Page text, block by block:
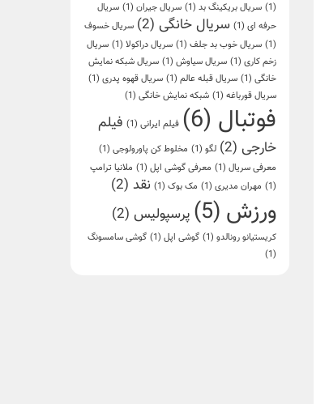
(1)
سریال بریکینگ بد (1) سریال جیران (1)
سریال
حرفه ای (1) سریال خانگی (2)
سریال خسوف
(1)
سریال خوب بد جلف (1) سریال دراکولا (1)
سریال
زخم کاری (1) سریال سیاوش (1)
سریال شبکه نمایش
خانگی (1) سریال قبله عالم (1) سریال قهوه پدری (1)
سریال قورباغه (1) شبکه نمایش خانگی (1)
فوتبال (6) فیلم ایرانی (1)
فیلم
خارجی (2) لگو (1) مخلوط کن پاورولوجی (1)
معرفی سریال (1) معرفی گوشی اپل (1)
ملانیا ترامپ
(1)
مهران مدیری (1) مک بوک (1) نقد (2)
ورزش (5) پرسپولیس (2)
کریستیانو رونالدو (1) گوشی اپل (1)
گوشی سامسونگ
(1)